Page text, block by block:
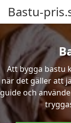
Bastu-
Att bygga bastu
när det gäller att
guide och